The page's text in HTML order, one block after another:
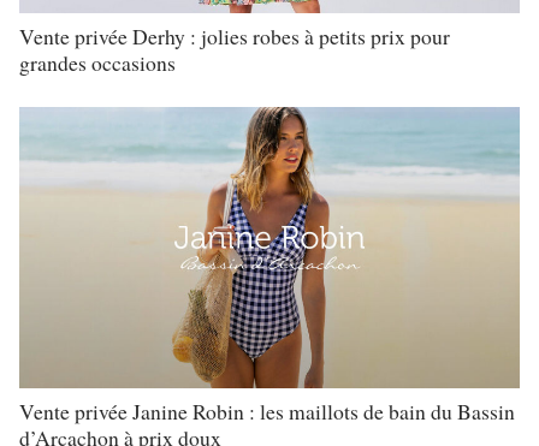
Vente privée Derhy : jolies robes à petits prix pour
grandes occasions
Vente privée Janine Robin : les maillots de bain du Bassin
d’Arcachon à prix doux